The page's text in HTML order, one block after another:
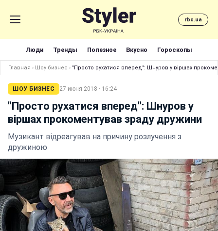
rbc.ua
Люди Тренды Полезное Вкусно Гороскопы
Главная › Шоу бизнес › "Просто рухатися вперед": Шнуров у віршах
ШОУ БИЗНЕС 27 июня 2018 · 16:24
"Просто рухатися вперед": Шнуров у
віршах прокоментував зраду дружини
Музикант відреагував на причину розлучення з
дружиною